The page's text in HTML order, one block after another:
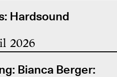
Hardsound
2026
Bianca Berger: